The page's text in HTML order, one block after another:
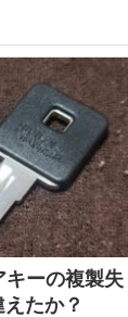
ーの複製失
たか？